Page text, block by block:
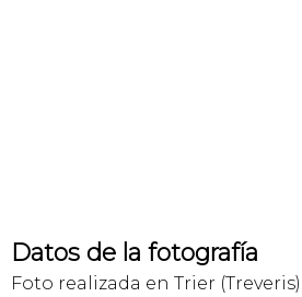
Datos de la fotografía
Foto realizada en Trier